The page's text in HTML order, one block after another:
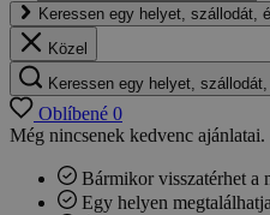
Keressen egy helyet, szállodát,
Közel
Keressen egy helyet,
Oblíbené 0
Még nincsenek kedvenc ajánlatai.
Bármikor visszatérhet a
Egy helyen